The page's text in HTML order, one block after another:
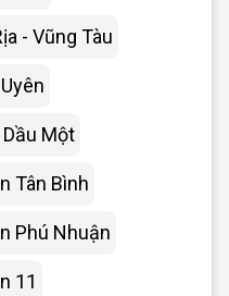
- Vũng Tàu
Một
Tân Bình
Phú Nhuận
11